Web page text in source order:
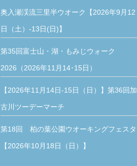
奥入瀬渓流三里半ウオーク【2026年9月12
日（土）-13日(日)】
第35回富士山・湖・もみじウォーク
2026（2026年11月14･15日）
【2026年11月14日-15日（日）】第36回加
古川ツーデーマーチ
第18回 柏の葉公園ウオーキングフェスタ
【2026年10月18日（日）】